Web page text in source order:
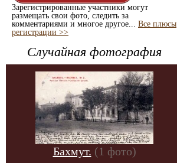
Зарегистрированные участники могут
размещать свои фото, следить за
комментариями и многое другое... Все плюсы
регистрации >>
Случайная фотография
Бахмут. (1 фото)